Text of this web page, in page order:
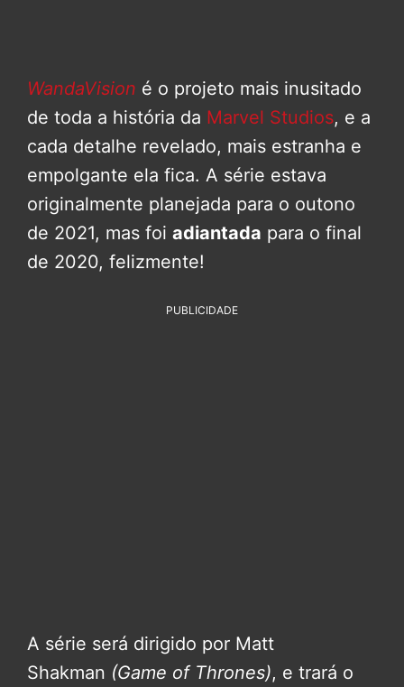
WandaVision é o projeto mais inusitado
de toda a história da Marvel Studios, e a
cada detalhe revelado, mais estranha e
empolgante ela fica. A série estava
originalmente planejada para o outono
de 2021, mas foi adiantada para o final
de 2020, felizmente!
PUBLICIDADE
A série será dirigido por Matt
Shakman (Game of Thrones), e trará o